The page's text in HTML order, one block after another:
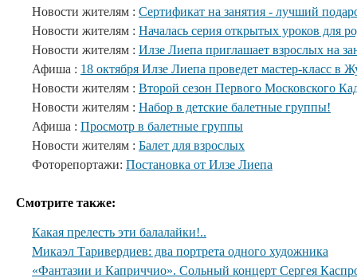
Новости жителям : Сертификат на занятия - лучший
Новости жителям : Началась серия открытых уроков для
Новости жителям : Илзе Лиепа приглашает взрослых на
Афиша : 18 октября Илзе Лиепа проведет мастер-класс в
Новости жителям : Второй сезон Первого Московского
Новости жителям : Набор в детские балетные группы!
Афиша : Просмотр в балетные группы
Новости жителям : Балет для взрослых
Фоторепортажи: Постановка от Илзе Лиепа
Смотрите также:
Какая прелесть эти балалайки!..
Микаэл Таривердиев: два портрета одного художника
«Фантазии и Каприччио». Сольный концерт Сергея